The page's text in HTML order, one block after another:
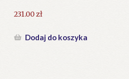
231.00zł
Dodaj do koszyka